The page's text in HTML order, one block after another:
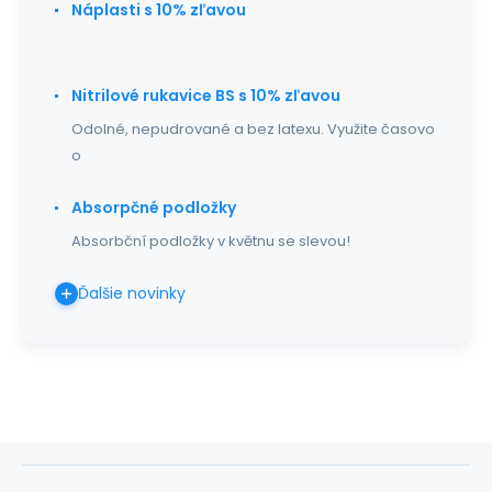
Náplasti s 10% zľavou
Nitrilové rukavice BS s 10% zľavou
Odolné, nepudrované a bez latexu. Využite časovo
o
Absorpčné podložky
Absorbční podložky v květnu se slevou!
Ďalšie novinky